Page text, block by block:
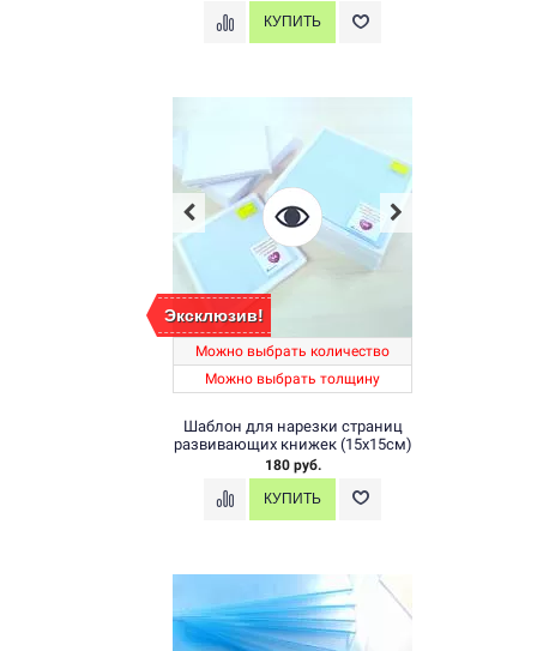
Эксклюзив!
Можно выбрать количество
Можно выбрать толщину
Шаблон для нарезки страниц
развивающих книжек (15х15см)
180 руб.